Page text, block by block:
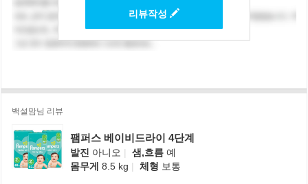
리뷰작성
백설맘님 리뷰
팸퍼스 베이비드라이 4단계
발진 아니오 | 샘,흐름 예
몸무게 8.5 kg | 체형 보통